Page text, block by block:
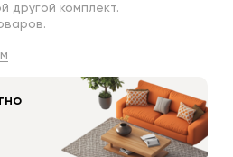
другой комплект.